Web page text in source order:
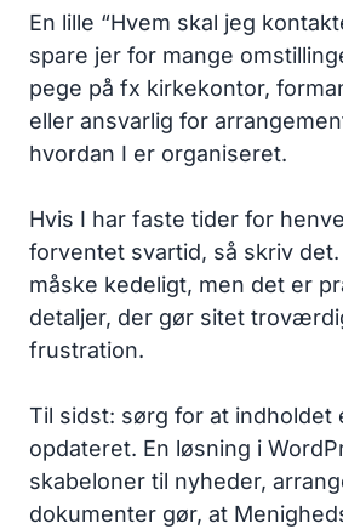
En lille “Hvem skal jeg
spare jer for mange
pege på fx kirkekontor,
eller ansvarlig for
hvordan I er organiseret.
Hvis I har faste tider for
forventet svartid, så skriv
måske kedeligt, men det er
detaljer, der gør sitet
frustration.
Til sidst: sørg for at indholdet
opdateret. En løsning i
skabeloner til nyheder,
dokumenter gør, at